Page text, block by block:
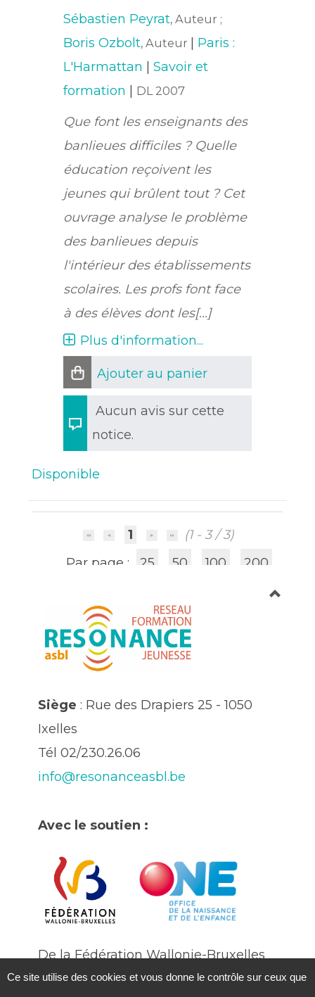
Sébastien Peyrat, Auteur ;
Boris Ozbolt, Auteur
Paris :
L'Harmattan |Savoir et
formation
DL 2007
Que font les enseignants des
banlieues difficiles ? Quelle
éducation reçoivent les
jeunes qui brûlent tout ? Cet
ouvrage analyse le problème
des banlieues depuis
l'intérieur des établissements
scolaires. Les profs font face
à des élèves dont les[...]
Plus d'information...
Ajouter au panier
Aucun avis sur cette
notice.
Disponible
1
(1 - 3 / 3)
Par page :
25 50 100 200
Siège : Rue des Drapiers 25 - 1050
Ixelles
Tél 02/230.26.06
info@resonanceasbl.be
Avec le soutien :
De la Fédération Wallonie-Bruxelles
De l'Office National de l'enfance
Ce site utilise des cookies et vous donne le contrôle sur ceux que